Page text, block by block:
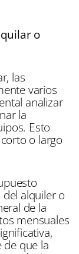
o
las
varios
analizar
la
Esto
o largo
alquiler o
de la
mensuales
de que la